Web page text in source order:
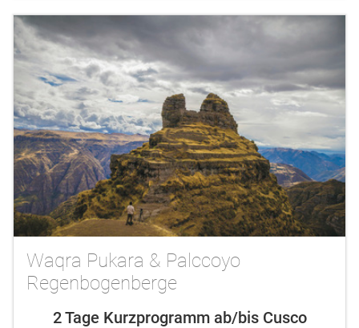
Waqra Pukara & Palccoyo
Regenbogenberge
2 Tage Kurzprogramm ab/bis Cusco